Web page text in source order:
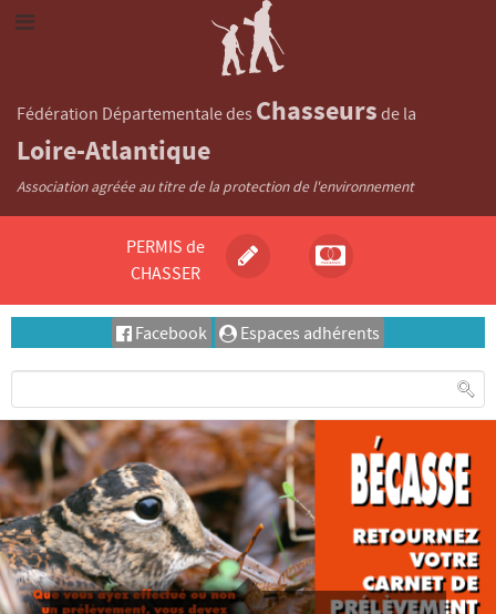
Fédération Départementale des Chasseurs de la
Loire-Atlantique
Association agréée au titre de la protection de l'environnement
PERMIS de
CHASSER
Facebook Espaces adhérents